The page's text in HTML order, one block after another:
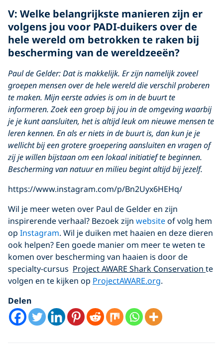
V: Welke belangrijkste manieren zijn er
volgens jou voor PADI-duikers over de
hele wereld om betrokken te raken bij
bescherming van de wereldzeeën?
Paul de Gelder: Dat is makkelijk. Er zijn namelijk zoveel
groepen mensen over de hele wereld die verschil proberen
te maken. Mijn eerste advies is om in de buurt te
informeren. Zoek een groep bij jou in de omgeving waarbij
je je kunt aansluiten, het is altijd leuk om nieuwe mensen te
leren kennen. En als er niets in de buurt is, dan kun je je
wellicht bij een grotere groepering aansluiten en vragen of
zij je willen bijstaan om een lokaal initiatief te beginnen.
Bescherming van natuur en milieu begint altijd bij jezelf.
https://www.instagram.com/p/Bn2Uyx6HEHq/
Wil je meer weten over Paul de Gelder en zijn
inspirerende verhaal? Bezoek zijn websiteof volg hem
op Instagram. Wil je duiken met haaien en deze dieren
ook helpen? Een goede manier om meer te weten te
komen over bescherming van haaien is door de
specialty-cursus Project AWARE Shark Conservation te
volgen en te kijken op ProjectAWARE.org.
Delen